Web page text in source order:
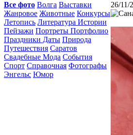
Все фото Волга Выставки
Жанровое Животные Конкурсы
Летопись Литература Истории
Пейзажи Портреты Портфолио
Праздники Даты Природа
Путешествия Саратов
Свадебные Мода События
Спорт Справочная Фотографы
Энгельс Юмор
26/11/